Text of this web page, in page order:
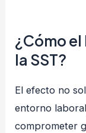
¿Cómo
la SST?
El efecto no
entorno
comprometer